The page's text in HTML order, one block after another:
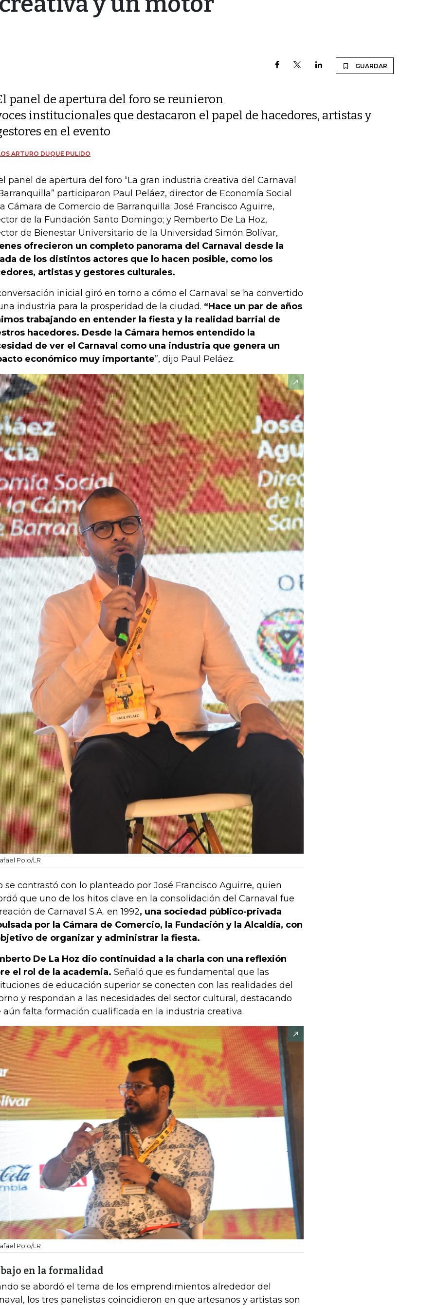
GUARDAR
panel de apertura del foro se reunieron
institucionales que destacaron el papel de hacedores, artistas y
en el evento
ARTURO DUQUE PULIDO
panel de apertura del foro “La gran industria creativa del Carnaval
participaron Paul Peláez, director de Economía Social
Cámara de Comercio de Barranquilla; José Francisco Aguirre,
de la Fundación Santo Domingo; y Remberto De La Hoz,
de Bienestar Universitario de la Universidad Simón Bolívar,
ofrecieron un completo panorama del Carnaval desde la
de los distintos actores que lo hacen posible, como los
artistas y gestores culturales.
inicial giró en torno a cómo el Carnaval se ha convertido
industria para la prosperidad de la ciudad. “Hace un par de años
trabajando en entender la fiesta y la realidad barrial de
hacedores. Desde la Cámara hemos entendido la
de ver el Carnaval como una industria que genera un
económico muy importante”, dijo Paul Peláez.
Polo/LR
se contrastó con lo planteado por José Francisco Aguirre, quien
que uno de los hitos clave en la consolidación del Carnaval fue
de Carnaval S.A. en 1992, una sociedad público-privada
por la Cámara de Comercio, la Fundación y la Alcaldía, con
de organizar y administrar la fiesta.
De La Hoz dio continuidad a la charla con una reflexión
el rol de la academia. Señaló que es fundamental que las
de educación superior se conecten con las realidades del
y respondan a las necesidades del sector cultural, destacando
aún falta formación cualificada en la industria creativa.
Polo/LR
en la formalidad
se abordó el tema de los emprendimientos alrededor del
los tres panelistas coincidieron en que artesanos y artistas son